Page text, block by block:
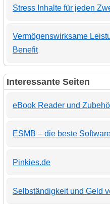
Stress Inhalte für jeden
Vermögenswirksame
Benefit
Interessante Seiten
eBook Reader und
ESMB – die beste
Pinkies.de
Selbständigkeit und Geld